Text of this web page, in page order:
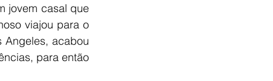
jovem casal que
viajou para o
Angeles, acabou
para então